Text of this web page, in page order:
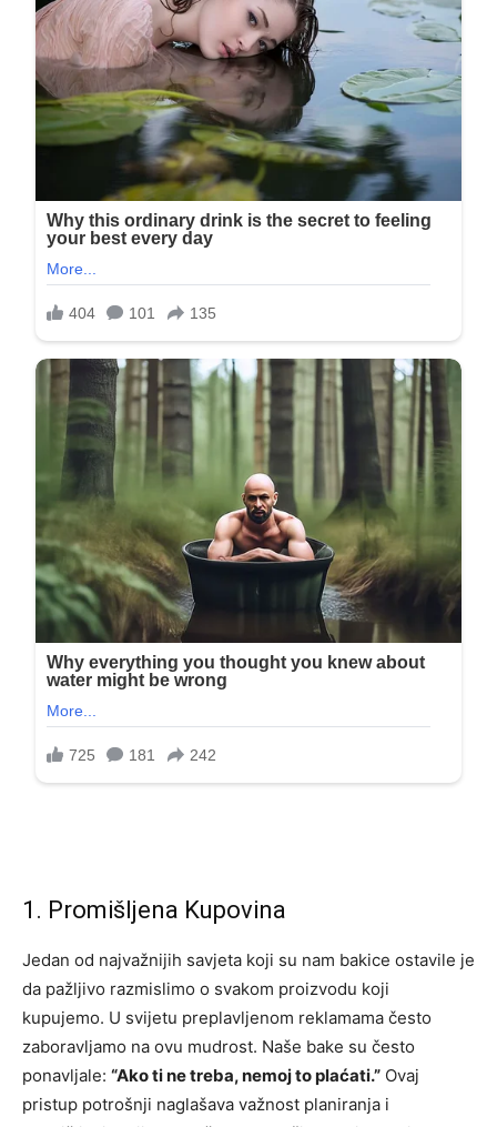
1. Promišljena Kupovina
Jedan od najvažnijih savjeta koji su nam bakice ostavile je
da pažljivo razmislimo o svakom proizvodu koji
kupujemo. U svijetu preplavljenom reklamama često
zaboravljamo na ovu mudrost. Naše bake su često
ponavljale: “Ako ti ne treba, nemoj to plaćati.” Ovaj
pristup potrošnji naglašava važnost planiranja i